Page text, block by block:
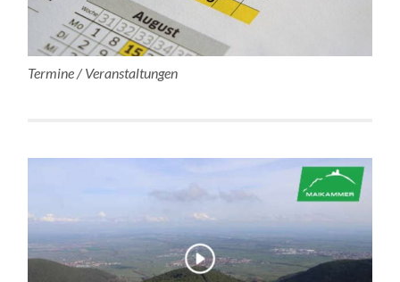
Termine / Veranstaltungen